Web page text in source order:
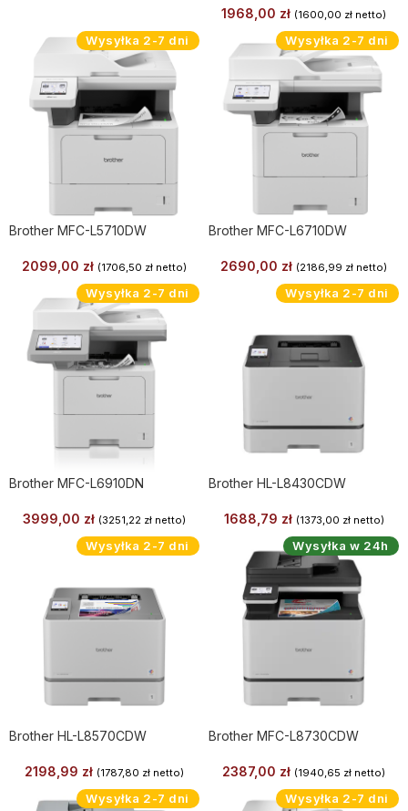
1968,00 zł (1600,00 zł netto)
Wysyłka 2-7 dni
Brother MFC-L5710DW
2099,00 zł (1706,50 zł netto)
Wysyłka 2-7 dni
Brother MFC-L6710DW
2690,00 zł (2186,99 zł netto)
Wysyłka 2-7 dni
Brother MFC-L6910DN
3999,00 zł (3251,22 zł netto)
Wysyłka 2-7 dni
Brother HL-L8430CDW
1688,79 zł (1373,00 złnetto)
Wysyłka 2-7 dni
Brother HL-L8570CDW
2198,99 zł (1787,80 zł netto)
Wysyłka w 24h
Brother MFC-L8730CDW
2387,00 zł (1940,65 zł netto)
Wysyłka 2-7 dni Wysyłka 2-7 dni